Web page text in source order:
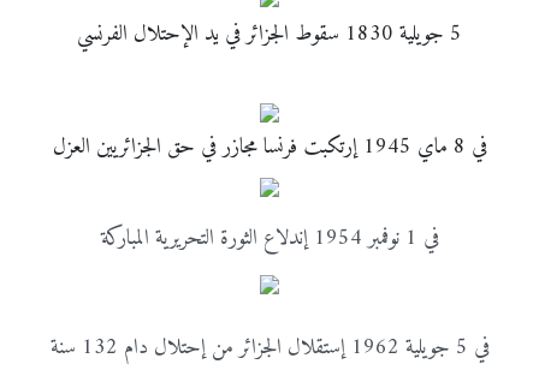
5 جويلية 1830 سقوط الجزائر في يد الإحتلال الفرنسي
في 8 ماي 1945 إرتكبت فرنسا مجازر في حق الجزائريين العزل
في 1 نوفمبر 1954 إندلاع الثورة التحريرية المباركة
في 5 جويلية 1962 إستقلال الجزائر من إحتلال دام 132 سنة